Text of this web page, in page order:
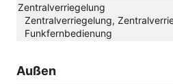
Zentralverriegelung
Zentralverriegelung,
Funkfernbedienung
Außen